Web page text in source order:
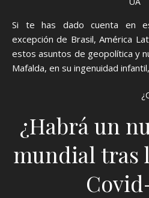
Si te has dado cuenta en
excepción de Brasil, América
estos asuntos de geopolítica y
Mafalda, en su ingenuidad
¿Habrá un
mundial tras